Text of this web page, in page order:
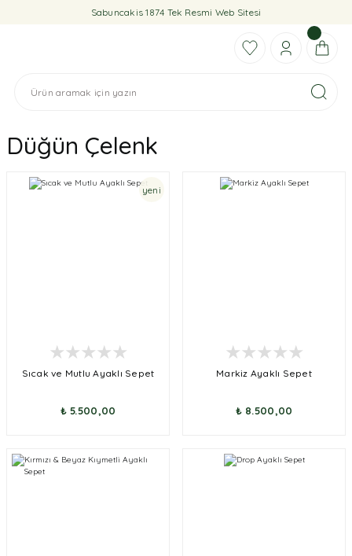
Sabuncakis 1874 Tek Resmi Web Sitesi
Düğün Çelenk
yeni
Sıcak ve Mutlu Ayaklı Sepet
₺ 5.500,00
Markiz Ayaklı Sepet
₺ 8.500,00